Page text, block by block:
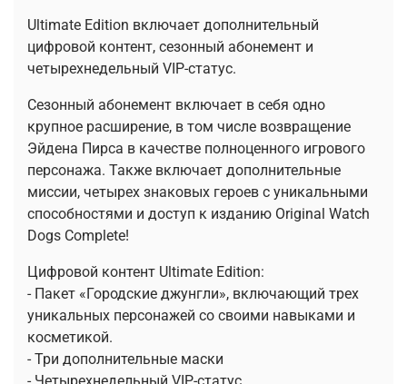
Ultimate Edition включает дополнительный
цифровой контент, сезонный абонемент и
четырехнедельный VIP-статус.
Сезонный абонемент включает в себя одно
крупное расширение, в том числе возвращение
Эйдена Пирса в качестве полноценного игрового
персонажа. Также включает дополнительные
миссии, четырех знаковых героев с уникальными
способностями и доступ к изданию Original Watch
Dogs Complete!
Цифровой контент Ultimate Edition:
- Пакет «Городские джунгли», включающий трех
уникальных персонажей со своими навыками и
косметикой.
- Три дополнительные маски